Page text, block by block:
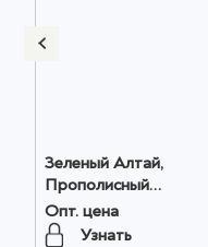
Зеленый Алтай,
Прополисный
пантовый спрей с
эхинацеей 50мл оптом
Опт. цена
Узнать